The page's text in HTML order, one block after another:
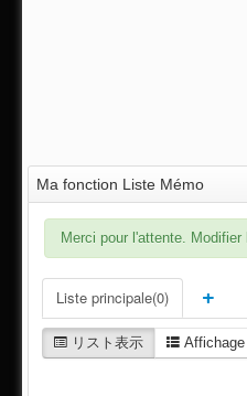
Ma fonction Liste Mémo
Merci pour l'attente.
Liste principale(0)
リスト表示